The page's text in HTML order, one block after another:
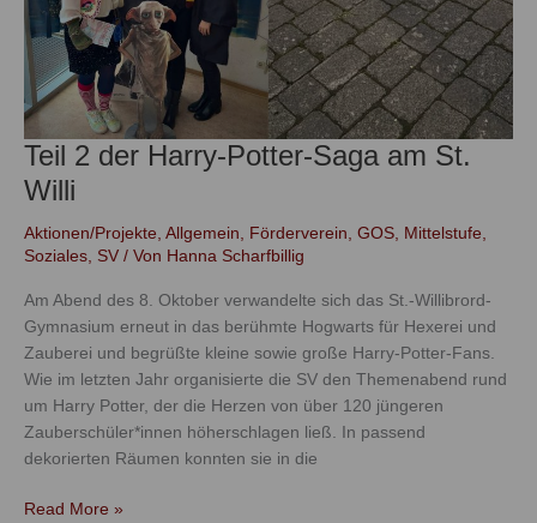
Teil 2 der Harry-Potter-Saga am St.
Willi
Aktionen/Projekte, Allgemein, Förderverein, GOS, Mittelstufe,
Soziales, SV / Von Hanna Scharfbillig
Am Abend des 8. Oktober verwandelte sich das St.-Willibrord-
Gymnasium erneut in das berühmte Hogwarts für Hexerei und
Zauberei und begrüßte kleine sowie große Harry-Potter-Fans.
Wie im letzten Jahr organisierte die SV den Themenabend rund
um Harry Potter, der die Herzen von über 120 jüngeren
Zauberschüler*innen höherschlagen ließ. In passend
dekorierten Räumen konnten sie in die
Read More »